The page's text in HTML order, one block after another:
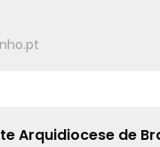
Arquidiocese de